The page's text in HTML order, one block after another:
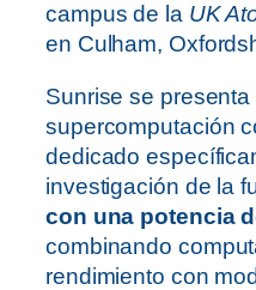
campus de la UK
en Culham,
Sunrise se
supercomputación
dedicado
investigación de la
con una potencia
combinando
rendimiento con